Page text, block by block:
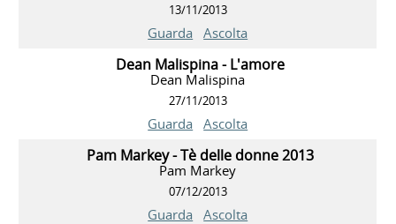
13/11/2013
Guarda Ascolta
Dean Malispina - L'amore
Dean Malispina
27/11/2013
Guarda Ascolta
Pam Markey - Tè delle donne 2013
Pam Markey
07/12/2013
Guarda Ascolta